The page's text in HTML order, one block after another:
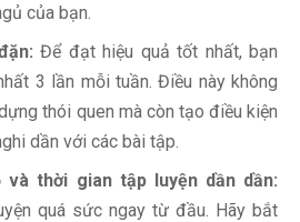
của bạn.
Để đạt hiệu quả tốt nhất, bạn
3 lần mỗi tuần. Điều này không
thói quen mà còn tạo điều kiện
dần với các bài tập.
và thời gian tập luyện dần dần:
quá sức ngay từ đầu. Hãy bắt